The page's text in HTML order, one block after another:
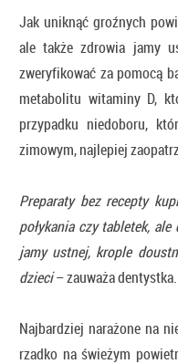
Jak uniknąć groźnych
ale także zdrowia jamy
zweryfikować za pomocą
metabolitu witaminy D,
przypadku niedoboru,
zimowym, najlepiej
Preparaty bez recepty
połykania czy tabletek,
jamy ustnej, krople
dzieci– zauważa dentystka.
Najbardziej narażone na
rzadko na świeżym